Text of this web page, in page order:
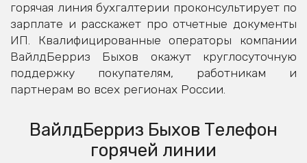
горячая линия бухгалтерии проконсультирует по
зарплате и расскажет про отчетные документы
ИП. Квалифицированные операторы компании
ВайлдБерриз Быхов окажут круглосуточную
поддержку покупателям, работникам и
партнерам во всех регионах России.
ВайлдБерриз Быхов Телефон
горячей линии